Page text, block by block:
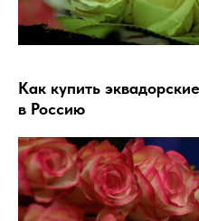
Как купить
в Россию